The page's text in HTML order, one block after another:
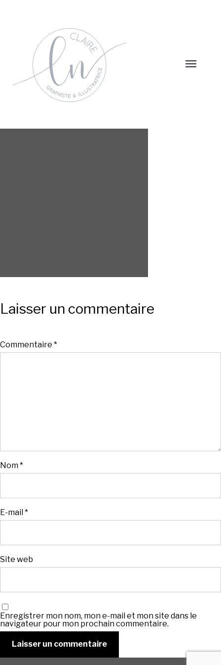
Laisser un commentaire
Commentaire *
Nom*
E-mail*
Site web
Enregistrer mon nom, mon e-mail et mon site dans le
navigateur pour mon prochain commentaire.